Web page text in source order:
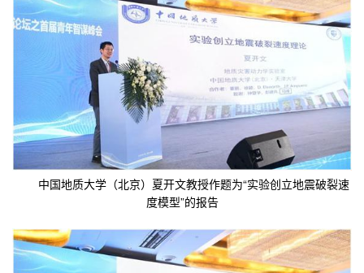
中国地质大学（北京）夏开文教授作题为“实验创立地震破裂速
度模型”的报告